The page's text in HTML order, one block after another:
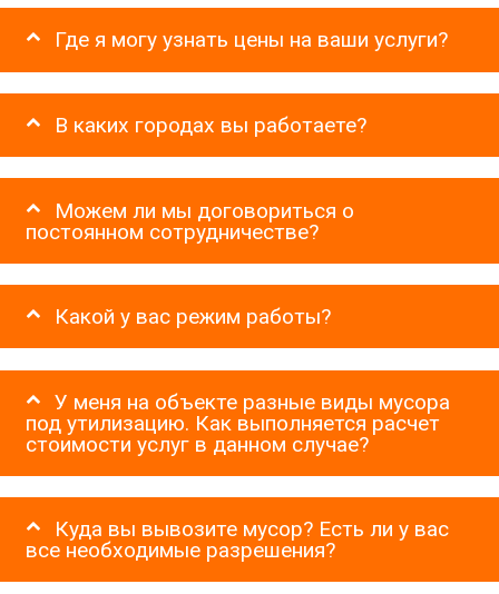
Где я могу узнать цены на ваши услуги?
В каких городах вы работаете?
Можем ли мы договориться о
постоянном сотрудничестве?
Какой у вас режим работы?
У меня на объекте разные виды мусора
под утилизацию. Как выполняется расчет
стоимости услуг в данном случае?
Куда вы вывозите мусор? Есть ли у вас
все необходимые разрешения?